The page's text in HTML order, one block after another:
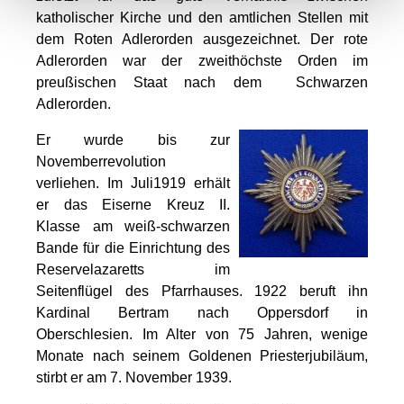
katholischer Kirche und den amtlichen Stellen mit
dem Roten Adlerorden ausgezeichnet. Der rote
Adlerorden war der zweithöchste Orden im
preußischen Staat nach dem Schwarzen
Adlerorden.
Er wurde bis zur
Novemberrevolution
verliehen. Im Juli1919 erhält
er das Eiserne Kreuz II.
Klasse am weiß-schwarzen
Bande für die Einrichtung des
Reservelazaretts im
Seitenflügel des Pfarrhauses. 1922 beruft ihn
Kardinal Bertram nach Oppersdorf in
Oberschlesien. Im Alter von 75 Jahren, wenige
Monate nach seinem Goldenen Priesterjubiläum,
stirbt er am 7. November 1939.